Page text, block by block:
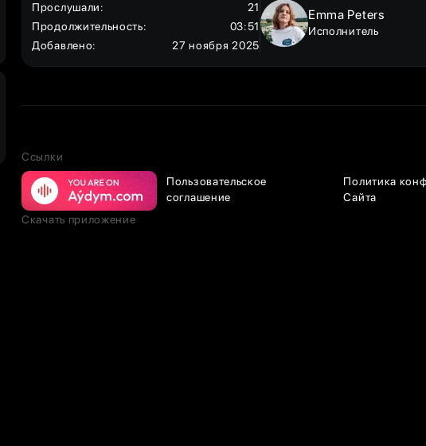
Прослушали:
21
Продолжительность:
03:51
Добавлено: 27 ноября 2025
Emma Peters
Исполнитель
Ссылки
Пользовательское
соглашение
Политика
Сайта
Скачать приложение